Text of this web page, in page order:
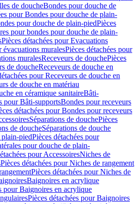
de doucheBondes pour douche de
pour Bondes pour douche de plain-
pour douche de plain-piedPièces
pour bondes pour douche de plain-
Pièces détachées pour Evacuations
évacuations muralesPièces détachées pour
muralesReceveurs de douchePièces
de doucheReceveurs de douche en
pour Receveurs de douche en
de douche en matériau
en céramique sanitaireBâti-
pour Bâti-supportsBondes pour receveurs
détachées pour Bondes pour receveurs
Séparations de douchePièces
de doucheSéparations de douche
plain-piedPièces détachées pour
pour douche de plain-
pour AccessoiresNiches de
Pièces détachées pour Niches de rangement
Pièces détachées pour Niches de
Baignoires en acrylique
pour Baignoires en acrylique
Pièces détachées pour Baignoires